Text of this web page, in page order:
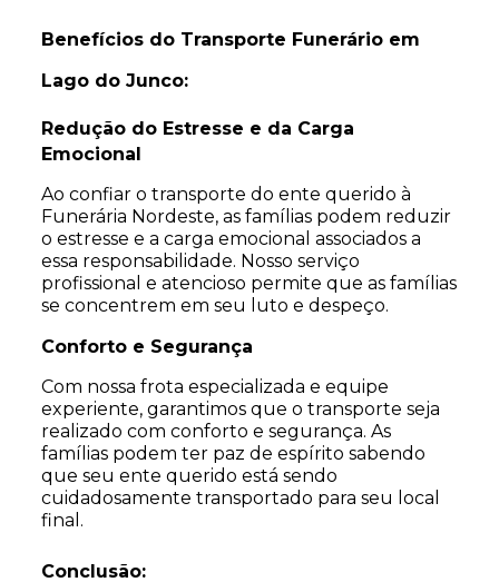
Benefícios do Transporte Funerário em
Lago do Junco:
Redução do Estresse e da Carga
Emocional
Ao confiar o transporte do ente querido à
Funerária Nordeste, as famílias podem reduzir
o estresse e a carga emocional associados a
essa responsabilidade. Nosso serviço
profissional e atencioso permite que as famílias
se concentrem em seu luto e despeço.
Conforto e Segurança
Com nossa frota especializada e equipe
experiente, garantimos que o transporte seja
realizado com conforto e segurança. As
famílias podem ter paz de espírito sabendo
que seu ente querido está sendo
cuidadosamente transportado para seu local
final.
Conclusão: